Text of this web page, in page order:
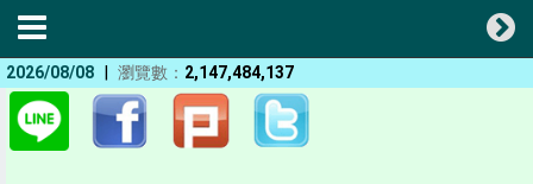
2026/08/08 | 瀏覽數： 2,147,484,137